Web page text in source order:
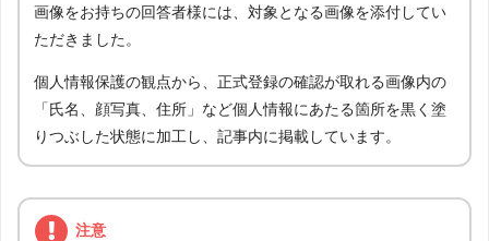
画像をお持ちの回答者様には、対象となる画像を添付してい
ただきました。
個人情報保護の観点から、正式登録の確認が取れる画像内の
「氏名、顔写真、住所」など個人情報にあたる箇所を黒く塗
りつぶした状態に加工し、記事内に掲載しています。
注意